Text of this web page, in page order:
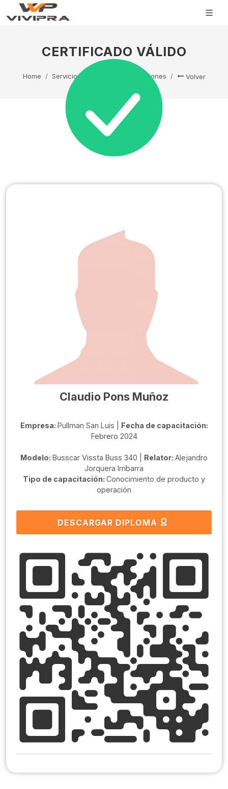
CERTIFICADO VÁLIDO
Home Servicio Técnico Capacitaciones Volver
Claudio Pons Muñoz
Empresa: Pullman San Luis |
Fecha de capacitación:
Febrero 2024
Modelo: Busscar Vissta Buss 340 | Relator: Alejandro
Jorquera Irribarra
Tipo de capacitación: Conocimiento de producto y
operación
DESCARGAR DIPLOMA